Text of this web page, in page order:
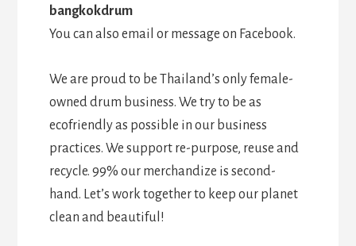
bangkokdrum
You can also email or message on Facebook.
We are proud to be Thailand’s only female-
owned drum business. We try to be as
ecofriendly as possible in our business
practices. We support re-purpose, reuse and
recycle. 99% our merchandize is second-
hand. Let’s work together to keep our planet
clean and beautiful!